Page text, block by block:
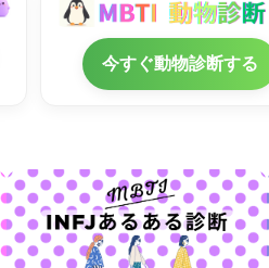
今すぐ動物診断する